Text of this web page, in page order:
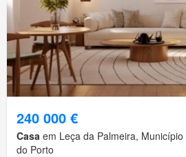
240 000 €
Casa em Leça da Palmeira,
do Porto